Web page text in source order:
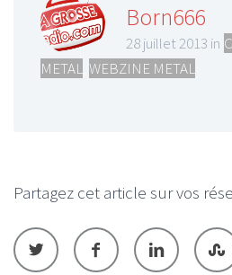
Born666
28 juillet 2013 in
METAL WEBZINE METAL
Partagez cet article sur vos